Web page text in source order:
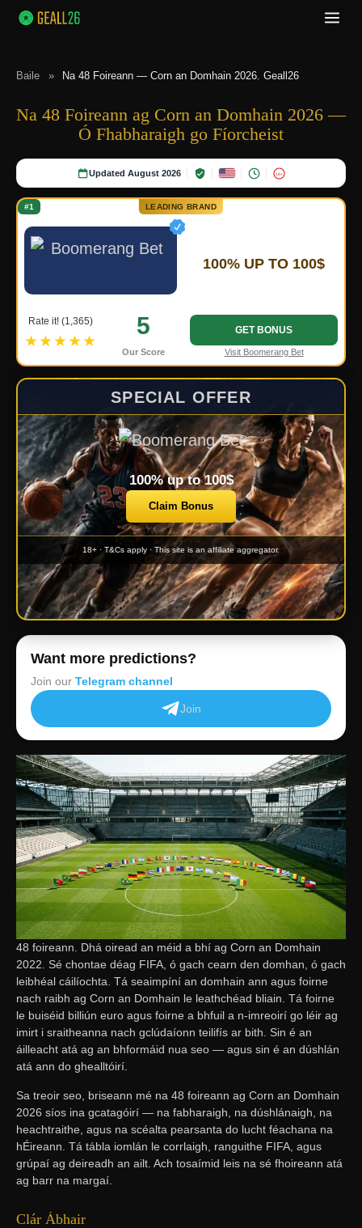
Baile » Na 48 Foireann — Corn an Domhain 2026. Geall26
Na 48 Foireann ag Corn an Domhain 2026 —
Ó Fhabharaigh go Fíorcheist
Updated August 2026 18+
#1 LEADING BRAND
100% UP TO 100$
Rate it! (1,365)
★★★★★
5
Our Score
GET BONUS
Visit Boomerang Bet
SPECIAL OFFER
100% up to 100$
Claim Bonus
18+ · T&Cs apply · This site is an affiliate aggregator.
Want more predictions?
Join our Telegram channel
Join
48 foireann. Dhá oiread an méid a bhí ag Corn an Domhain
2022. Sé chontae déag FIFA, ó gach cearn den domhan, ó gach
leibhéal cáilíochta. Tá seaimpíní an domhain ann agus foirne
nach raibh ag Corn an Domhain le leathchéad bliain. Tá foirne
le buiséid billiún euro agus foirne a bhfuil a n-imreoirí go léir ag
imirt i sraitheanna nach gclúdaíonn teilifís ar bith. Sin é an
áilleacht atá ag an bhformáid nua seo — agus sin é an dúshlán
atá ann do ghealltóirí.
Sa treoir seo, briseann mé na 48 foireann ag Corn an Domhain
2026 síos ina gcatagóirí — na fabharaigh, na dúshlánaigh, na
heachtraithe, agus na scéalta pearsanta do lucht féachana na
hÉireann. Tá tábla iomlán le corrlaigh, ranguithe FIFA, agus
grúpaí ag deireadh an ailt. Ach tosaímid leis na sé fhoireann atá
ag barr na margaí.
Clár Ábhair